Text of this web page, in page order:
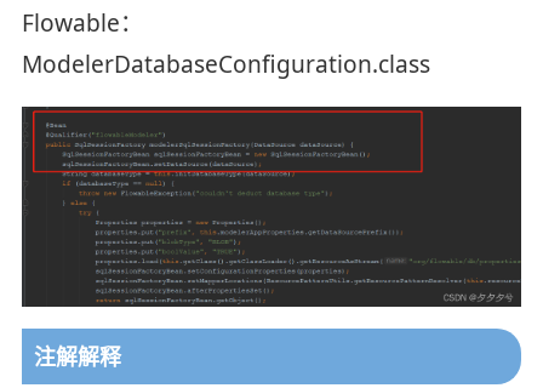
Flowable：
ModelerDatabaseConfiguration.class
注解解释